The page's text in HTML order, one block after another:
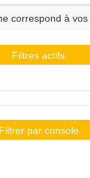
correspond à vos
Filtres actifs
Filtrer par console